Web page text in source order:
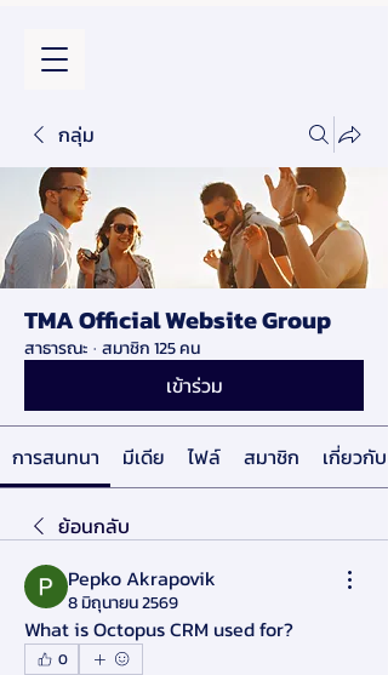
กลุ่ม
TMA Official Website Group
สาธารณะ · สมาชิก 125 คน
เข้าร่วม
การสนทนา มีเดีย ไฟล์ สมาชิก เกี่ยวกับ
ย้อนกลับ
Pepko Akrapovik
8 มิถุนายน 2569
What is Octopus CRM used for?
0